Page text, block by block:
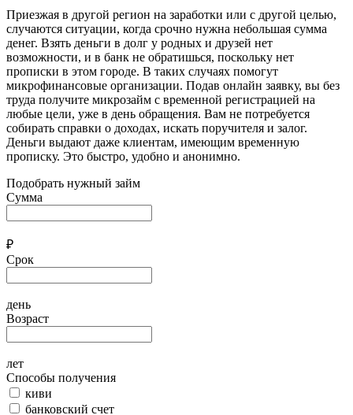
Приезжая в другой регион на заработки или с другой целью,
случаются ситуации, когда срочно нужна небольшая сумма
денег. Взять деньги в долг у родных и друзей нет
возможности, и в банк не обратишься, поскольку нет
прописки в этом городе. В таких случаях помогут
микрофинансовые организации. Подав онлайн заявку, вы без
труда получите микрозайм с временной регистрацией на
любые цели, уже в день обращения. Вам не потребуется
собирать справки о доходах, искать поручителя и залог.
Деньги выдают даже клиентам, имеющим временную
прописку. Это быстро, удобно и анонимно.
Подобрать нужный займ
Сумма
₽
Срок
день
Возраст
лет
Способы получения
киви
банковский счет